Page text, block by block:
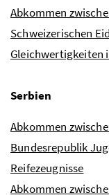
Abkommen
Schweizerischen
Gleichwertigkeiten
Serbien
Abkommen
Bundesrepublik
Reifezeugnisse
Abkommen